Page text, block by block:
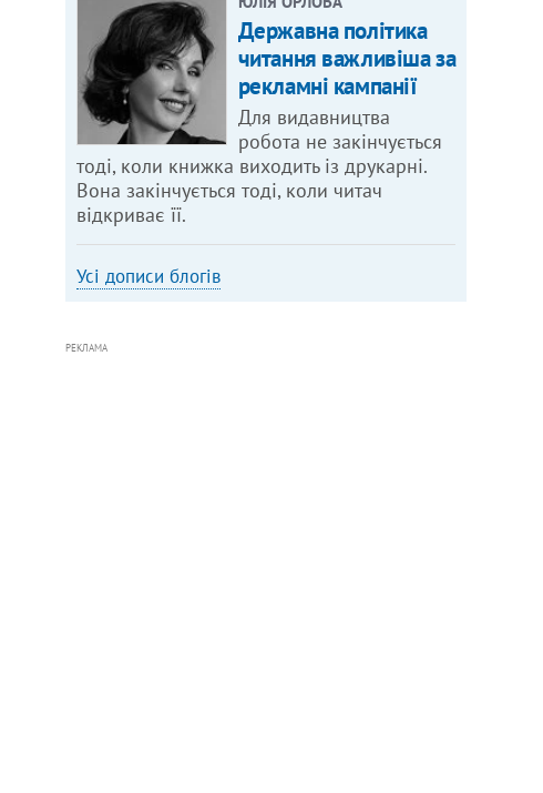
Державна політика
читання важливіша за
рекламні кампанії
Для видавництва
робота не закінчується
тоді, коли книжка виходить із друкарні.
Вона закінчується тоді, коли читач
відкриває її.
Усі дописи блогів
РЕКЛАМА